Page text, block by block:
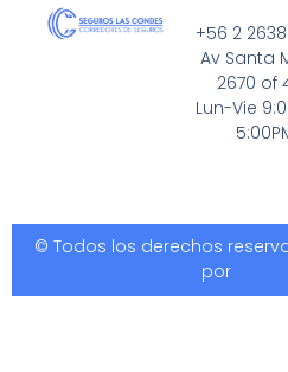
+56 2
Av Santa
2670 of
Lun-Vie
© Todos los derechos
por